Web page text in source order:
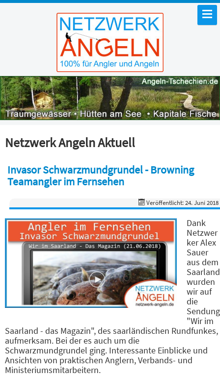
Netzwerk Angeln Aktuell
Invasor Schwarzmundgrundel - Browning
Teamangler im Fernsehen
Veröffentlicht: 24. Juni 2018
Dank
Netzwer
ker Alex
Sauer
aus dem
Saarland
wurden
wir auf
die
Sendung
"Wir im
Saarland - das Magazin", des saarländischen Rundfunkes,
aufmerksam. Bei der es auch um die
Schwarzmundgrundel ging. Interessante Einblicke und
Ansichten von praktischen Anglern, Verbands- und
Ministeriumsmitarbeitern.